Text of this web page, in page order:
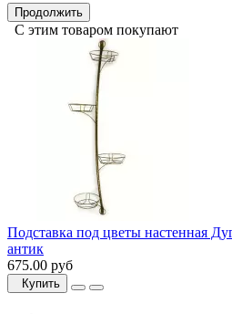
Продолжить
С этим товаром покупают
Подставка под цветы настенная
антик
675.00 руб
Купить